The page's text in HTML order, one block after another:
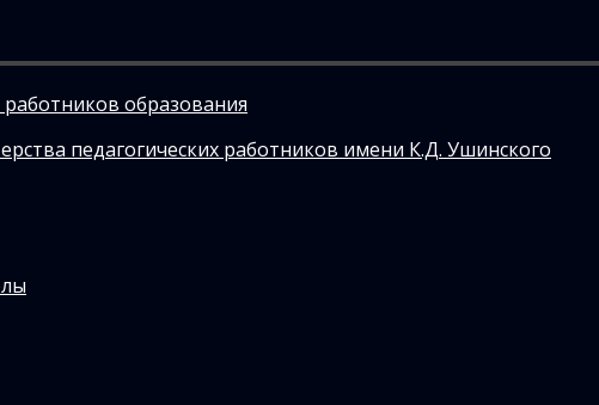
образования
педагогических работников имени К.Д. Ушинского